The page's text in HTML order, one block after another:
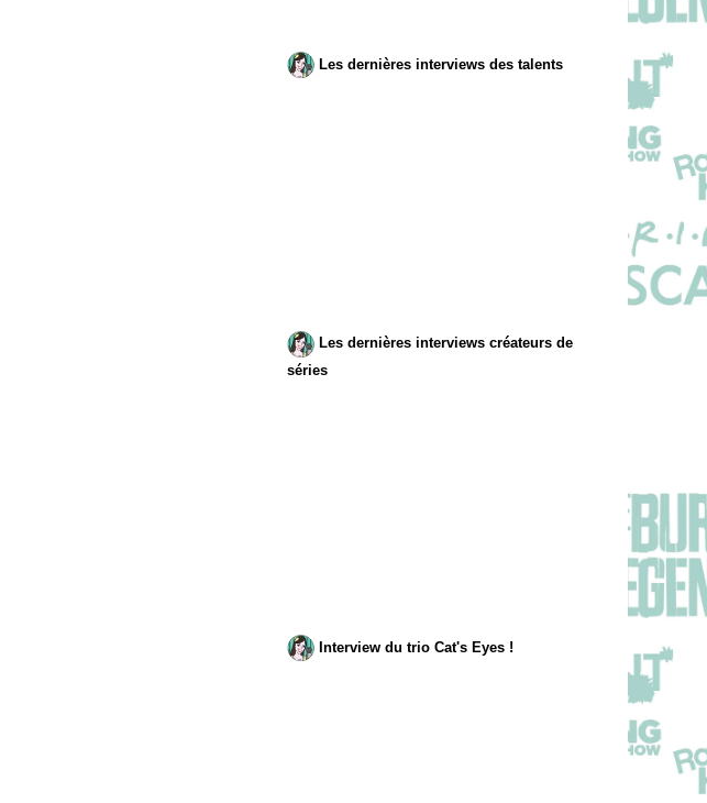
Les dernières interviews des talents
Les dernières interviews créateurs de
séries
Interview du trio Cat's Eyes !